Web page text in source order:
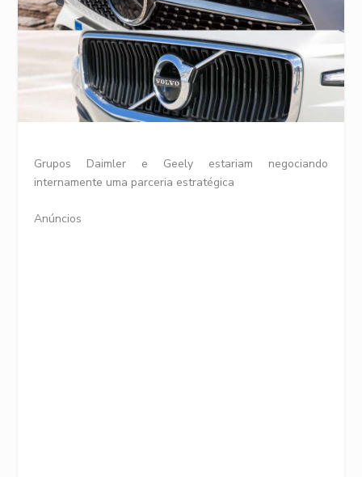
Grupos Daimler e Geely estariam negociando
internamente uma parceria estratégica
Anúncios